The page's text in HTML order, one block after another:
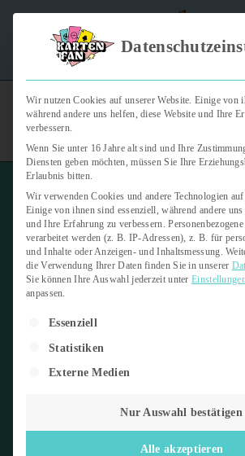
"Kartenfan – Der Podcast" | Das
Topps Bundesliga
Kollektion
Letzte Aktualisierung:
Wir nutzen Cookies auf unserer Website. Einige von
während andere uns helfen, diese Website und Ihre
verbessern.
Wenn Sie unter 16 Jahre alt sind und Ihre
Diensten geben möchten, müssen Sie Ihre
Erlaubnis bitten.
Wir verwenden Cookies und andere Technologien auf
Einige von ihnen sind essenziell, während andere
und Ihre Erfahrung zu verbessern.
verarbeitet werden (z. B. IP-Adressen), z. B. für
und Inhalte oder Anzeigen- und Inhaltsmessung.
die Verwendung Ihrer Daten finden Sie in unserer
Sie können Ihre Auswahl jederzeit unter
anpassen.
Es folgt eine Liste der Service-Gruppen,
Essenziell
Statistiken
Externe Medien
Nur Auswahl bestätigen
Alle akzeptieren